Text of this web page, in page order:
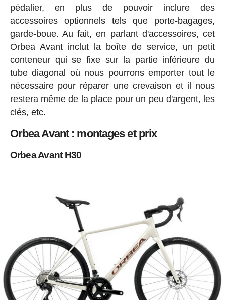
pédalier, en plus de pouvoir inclure des
accessoires optionnels tels que porte-bagages,
garde-boue. Au fait, en parlant d'accessoires, cet
Orbea Avant inclut la boîte de service, un petit
conteneur qui se fixe sur la partie inférieure du
tube diagonal où nous pourrons emporter tout le
nécessaire pour réparer une crevaison et il nous
restera même de la place pour un peu d'argent, les
clés, etc.
Orbea Avant : montages et prix
Orbea Avant H30